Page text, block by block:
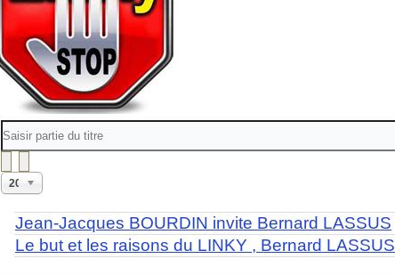
partie
du
Affichage
#
20
Jean-Jacques BOURDIN invite Bernard LASSUS
Le but et les raisons du LINKY , Bernard LASSUS